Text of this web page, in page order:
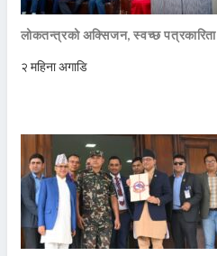
लोकतन्त्रको अक्सिजन, स्वच्छ पत्रकारिता
२ महिना अगाडि